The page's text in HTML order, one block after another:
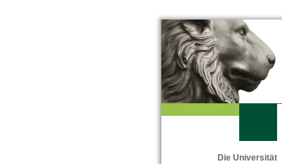
Die Universität